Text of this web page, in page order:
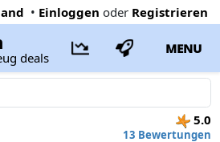
• Einloggen oder Registrieren
deals
MENU
5.0
13 Bewertungen